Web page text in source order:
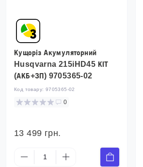
Кущоріз Акумуляторний
Husqvarna 215iHD45 КІТ
(АКБ+ЗП) 9705365-02
Код товару: 9705365-02
0
13 499 грн.